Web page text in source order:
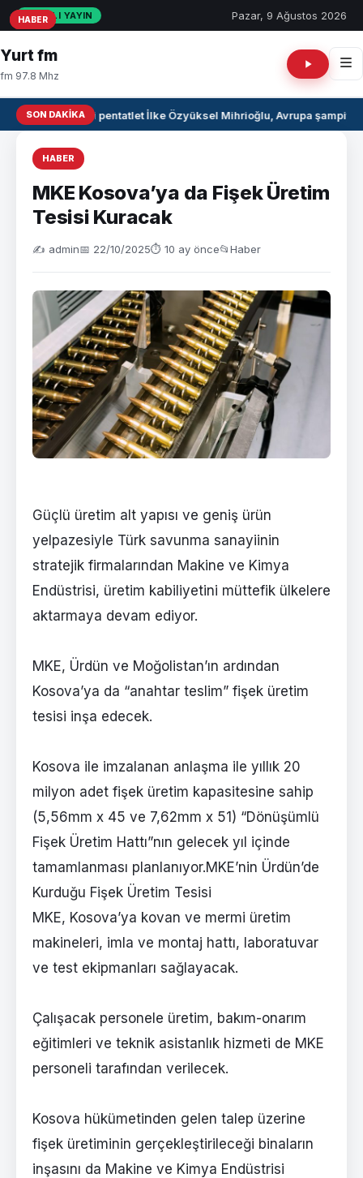
CANLI YAYIN Pazar, 9 Ağustos 2026
Yurt fm
fm 97.8 Mhz
SON DAKIKAMilli pentatlet İlke Özyüksel Mihrioğlu, Avrupa
HABER
MKE Kosova’ya da Fişek Üretim
Tesisi Kuracak
✍️ admin📅 22/10/2025⏱ 10 ay önce📂Haber
Güçlü üretim alt yapısı ve geniş ürün
yelpazesiyle Türk savunma sanayiinin
stratejik firmalarından Makine ve Kimya
Endüstrisi, üretim kabiliyetini müttefik ülkelere
aktarmaya devam ediyor.
MKE, Ürdün ve Moğolistan’ın ardından
Kosova’ya da “anahtar teslim” fişek üretim
tesisi inşa edecek.
Kosova ile imzalanan anlaşma ile yıllık 20
milyon adet fişek üretim kapasitesine sahip
(5,56mm x 45 ve 7,62mm x 51) “Dönüşümlü
Fişek Üretim Hattı”nın gelecek yıl içinde
tamamlanması planlanıyor.MKE’nin Ürdün’de
Kurduğu Fişek Üretim Tesisi
MKE, Kosova’ya kovan ve mermi üretim
makineleri, imla ve montaj hattı, laboratuvar
ve test ekipmanları sağlayacak.
Çalışacak personele üretim, bakım-onarım
eğitimleri ve teknik asistanlık hizmeti de MKE
personeli tarafından verilecek.
Kosova hükümetinden gelen talep üzerine
fişek üretiminin gerçekleştirileceği binaların
inşasını da Makine ve Kimya Endüstrisi
HABER
HABER
HABER